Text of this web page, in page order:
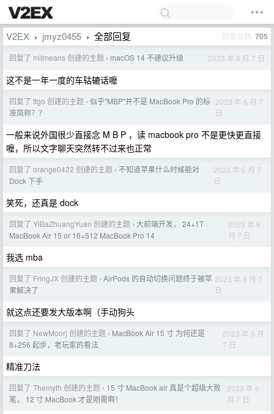
V2EX › jmyz0455 › 全部回复 回复总数 705
回复了 mitmeans 创建的主题 › macOS 14 不建议升级 2023 年 6 月 7 日
这不是一年一度的车轱辘话嚒
回复了 ttgo 创建的主题 › 似乎"MBP"并不是 MacBook Pro 的标
准简称？？
2023 年 6 月 7
日
一般来说外国很少直接念 M B P ，读 macbook pro 不是更快更直接
嚒，所以文字聊天突然转不过来也正常
回复了 orange0422 创建的主题 › 不知道苹果什么时候能对
Dock 下手
2023 年 6 月 7
日
笑死，还真是 dock
回复了 YiBaZhuangYuan 创建的主题 › 大前端开发， 24+1T
MacBook Air 15 or 16+512 MacBook Pro 14
2023 年 6
月 7 日
我选 mba
回复了 FringJX 创建的主题 › AirPods 的自动切换问题终于被苹
果解决了
2023 年 6 月 7
日
就这点还要发大版本啊（手动狗头
回复了 NewMoorj 创建的主题 › MacBook Air 15 寸 为何还是
8+256 起步，老玩家的看法
2023 年 6 月
7 日
精准刀法
回复了 Themyth 创建的主题 › 15 寸 MacBook air 真是个超级大败
笔， 12 寸 MacBook 才是刚需啊！
2023 年 6
月 7 日